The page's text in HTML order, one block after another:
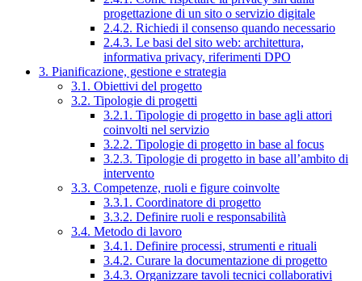
progettazione di un sito o servizio digitale
2.4.2. Richiedi il consenso quando necessario
2.4.3. Le basi del sito web: architettura,
informativa privacy, riferimenti DPO
3. Pianificazione, gestione e strategia
3.1. Obiettivi del progetto
3.2. Tipologie di progetti
3.2.1. Tipologie di progetto in base agli attori
coinvolti nel servizio
3.2.2. Tipologie di progetto in base al focus
3.2.3. Tipologie di progetto in base all’ambito di
intervento
3.3. Competenze, ruoli e figure coinvolte
3.3.1. Coordinatore di progetto
3.3.2. Definire ruoli e responsabilità
3.4. Metodo di lavoro
3.4.1. Definire processi, strumenti e rituali
3.4.2. Curare la documentazione di progetto
3.4.3. Organizzare tavoli tecnici collaborativi